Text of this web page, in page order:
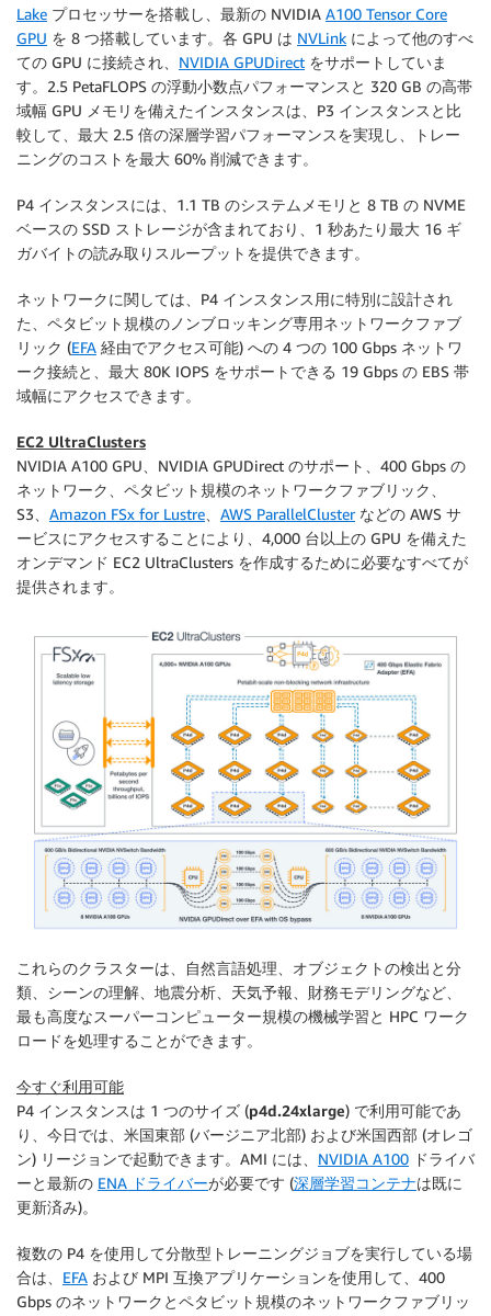
Lake プロセッサーを搭載し、最新の NVIDIA A100 Tensor Core
GPU を 8 つ搭載しています。各 GPU は NVLink によって他のすべ
ての GPU に接続され、 NVIDIA GPUDirect をサポートしていま
す。2.5 PetaFLOPS の浮動小数点パフォーマンスと 320 GB の高帯
域幅 GPU メモリを備えたインスタンスは、P3 インスタンスと比
較して、最大 2.5 倍の深層学習パフォーマンスを実現し、トレー
ニングのコストを最大 60% 削減できます。
P4 インスタンスには、1.1 TB のシステムメモリと 8 TB の NVME
ベースの SSD ストレージが含まれており、1 秒あたり最大 16 ギ
ガバイトの読み取りスループットを提供できます。
ネットワークに関しては、P4 インスタンス用に特別に設計され
た、ペタビット規模のノンブロッキング専用ネットワークファブ
リック (EFA 経由でアクセス可能) への 4 つの 100 Gbps ネットワ
ーク接続と、最大 80K IOPS をサポートできる 19 Gbps の EBS 帯
域幅にアクセスできます。
EC2 UltraClusters
NVIDIA A100 GPU、NVIDIA GPUDirect のサポート、400 Gbps の
ネットワーク、ペタビット規模のネットワークファブリック、
S3、 Amazon FSx for Lustre AWS ParallelClusterなどの AWS サ
ービスにアクセスすることにより、4,000 台以上の GPU を備えた
オンデマンド EC2 UltraClusters を作成するために必要なすべてが
提供されます。
これらのクラスターは、自然言語処理、オブジェクトの検出と分
類、シーンの理解、地震分析、天気予報、財務モデリングなど、
最も高度なスーパーコンピューター規模の機械学習と HPC ワーク
ロードを処理することができます。
今すぐ利用可能
P4 インスタンスは 1 つのサイズ (p4d.24xlarge) で利用可能であ
り、今日では、 米国東部 (バージニア北部) および米国西部 (オレゴ
ン) リージョンで起動できます。AMI には、 NVIDIA A100 ドライバ
ーと最新の ENA ドライバーが必要です (深層学習コンテナは既に
更新済み)。
複数の P4 を使用して分散型トレーニングジョブを実行している場
合は、 EFA および MPI 互換アプリケーションを使用して、400
Gbps のネットワークとペタビット規模のネットワークファブリッ